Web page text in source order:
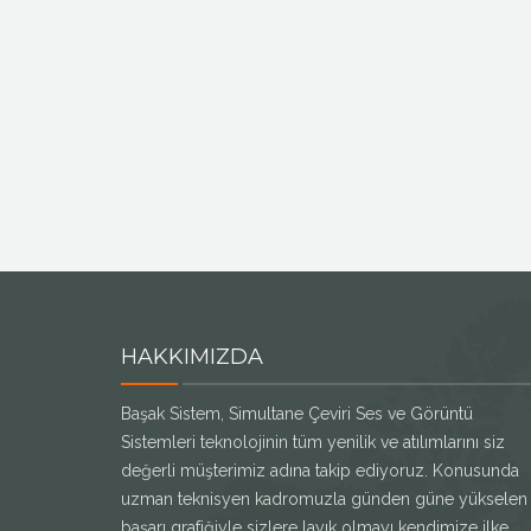
HAKKIMIZDA
Başak Sistem, Simultane Çeviri Ses ve Görüntü
Sistemleri teknolojinin tüm yenilik ve atılımlarını siz
değerli müşterimiz adına takip ediyoruz. Konusunda
uzman teknisyen kadromuzla günden güne yükselen